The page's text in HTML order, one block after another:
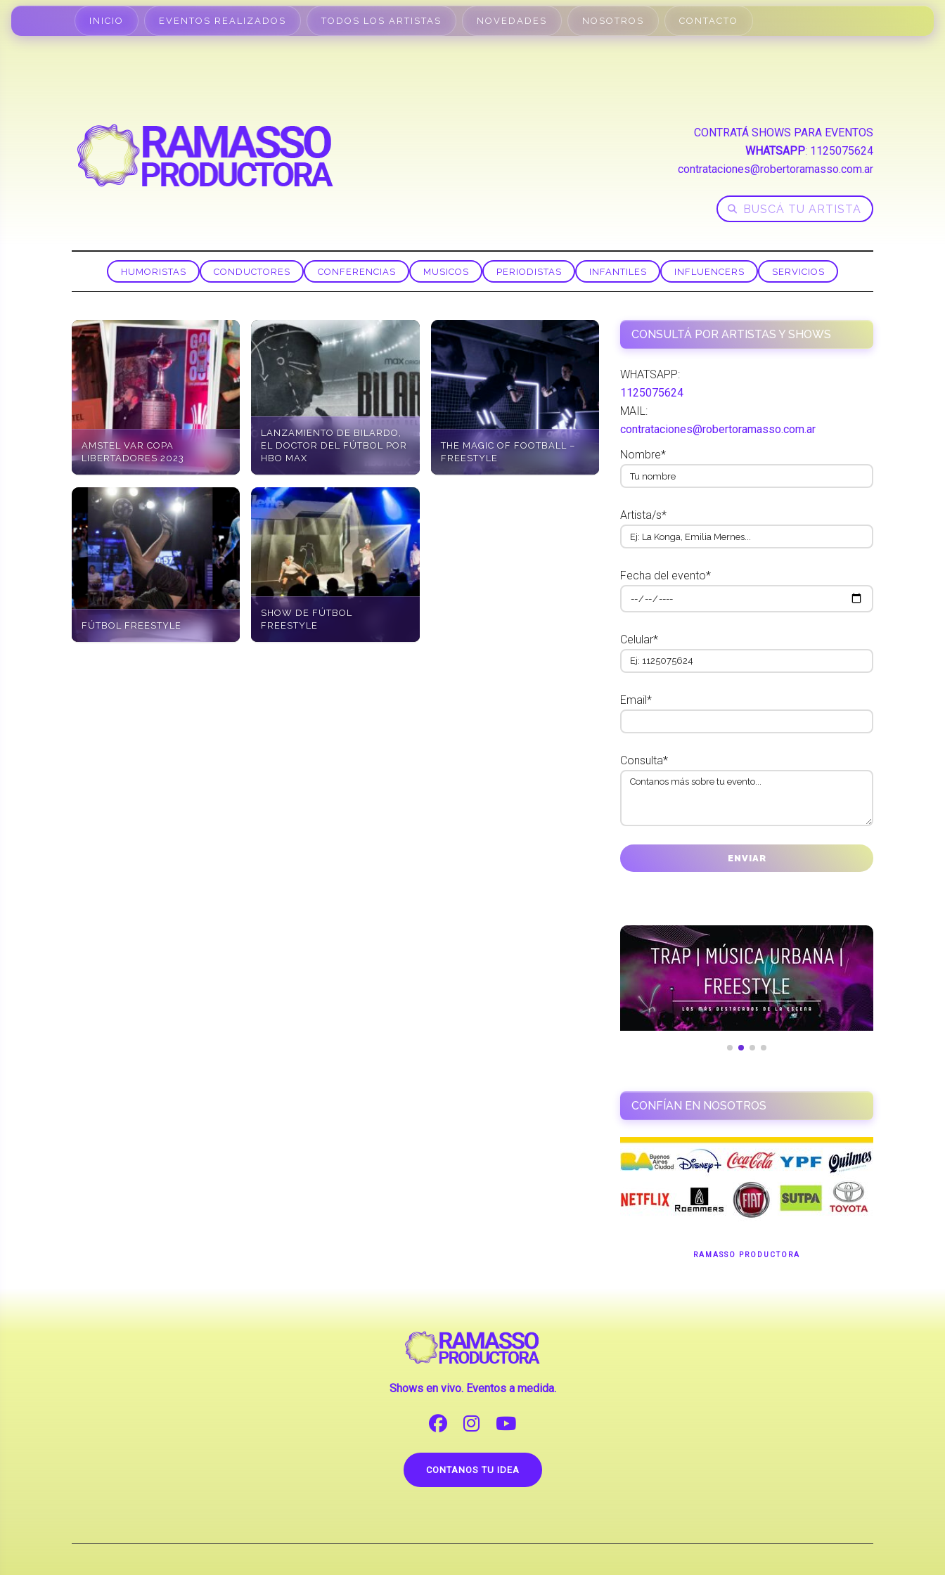
INICIO EVENTOS REALIZADOS TODOS LOS ARTISTAS NOVEDADES NOSOTROS CONTACTO
CONTRATÁ SHOWS PARA EVENTOS
WHATSAPP: 1125075624
contrataciones@robertoramasso.com.ar
HUMORISTAS CONDUCTORES CONFERENCIAS MUSICOS PERIODISTAS INFANTILES INFLUENCERS SERVICIOS
AMSTEL VAR COPA
LIBERTADORES 2023
LANZAMIENTO DE BILARDO,
EL DOCTOR DEL FÚTBOL POR
HBO MAX
THE MAGIC OF FOOTBALL –
FREESTYLE
FÚTBOL FREESTYLE
SHOW DE FÚTBOL
FREESTYLE
CONSULTÁ POR ARTISTAS Y SHOWS
WHATSAPP:
1125075624
MAIL:
contrataciones@robertoramasso.com.ar
Nombre*
Artista/s*
Fecha del evento*
Celular*
Email*
Consulta*
CONFÍAN EN NOSOTROS
RAMASSO PRODUCTORA
Shows en vivo. Eventos a medida.
CONTANOS TU IDEA